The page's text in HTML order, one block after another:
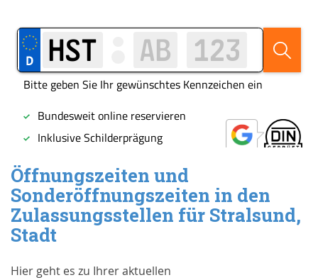
Öffnungszeiten und
Sonderöffnungszeiten in den
Zulassungsstellen für Stralsund,
Stadt
Hier geht es zu Ihrer aktuellen